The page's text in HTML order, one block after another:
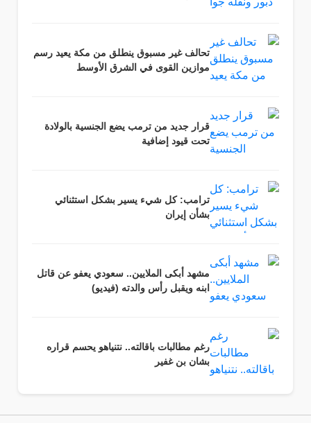
تحالف غير مسبوق ينطلق من مكة يعيد رسم
موازين القوى في الشرق الأوسط
قرار جديد من ترمب يضع الجنسية بالولادة
تحت قيود إضافية
ترامب: كل شيء يسير بشكل استثنائي
بشأن إيران
مشهد أبكى الملايين.. سعودي يعفو عن قاتل
ابنه ويقبل رأس والدته (فيديو)
رغم مطالبات باقالته.. نتنياهو يحسم قراره
بشان بن غفير